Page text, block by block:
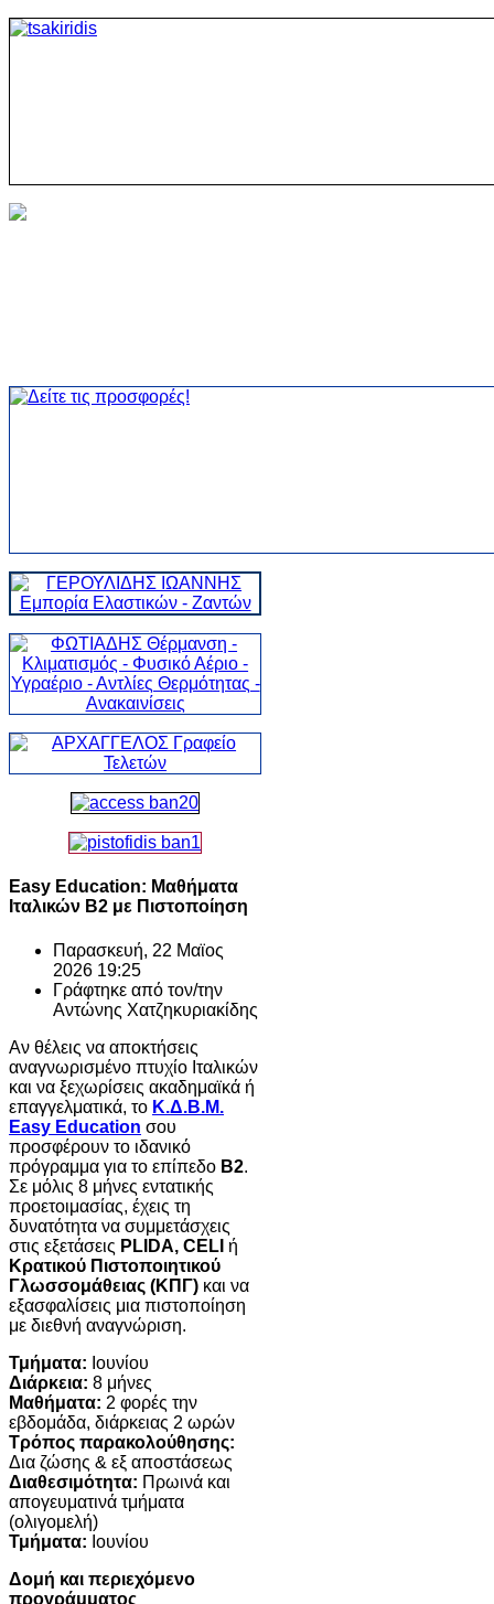
Easy Education: Μαθήματα
Ιταλικών Β2 με Πιστοποίηση
Παρασκευή, 22 Μαϊος
2026 19:25
Γράφτηκε από τον/την
Αντώνης Χατζηκυριακίδης
Αν θέλεις να αποκτήσεις
αναγνωρισμένο πτυχίο Ιταλικών
και να ξεχωρίσεις ακαδημαϊκά ή
επαγγελματικά, το Κ.Δ.Β.Μ.
Easy Education σου
προσφέρουν το ιδανικό
πρόγραμμα για το επίπεδο Β2.
Σε μόλις 8 μήνες εντατικής
προετοιμασίας, έχεις τη
δυνατότητα να συμμετάσχεις
στις εξετάσεις PLIDA, CELI ή
Κρατικού Πιστοποιητικού
Γλωσσομάθειας (ΚΠΓ) και να
εξασφαλίσεις μια πιστοποίηση
με διεθνή αναγνώριση.
Τμήματα: Ιουνίου
Διάρκεια: 8 μήνες
Μαθήματα: 2 φορές την
εβδομάδα, διάρκειας 2 ωρών
Τρόπος παρακολούθησης:
Δια ζώσης & εξ αποστάσεως
Διαθεσιμότητα: Πρωινά και
απογευματινά τμήματα
(ολιγομελή)
Τμήματα: Ιουνίου
Δομή και περιεχόμενο
προγράμματος